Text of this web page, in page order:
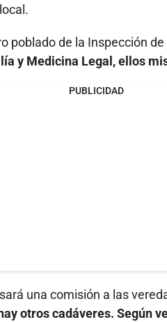
poblado de la Inspección
y Medicina Legal, ellos
PUBLICIDAD
una comisión a las
otros cadáveres. Según